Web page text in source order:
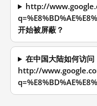
http://
开始被屏蔽？
在中国大陆如何访问
http://